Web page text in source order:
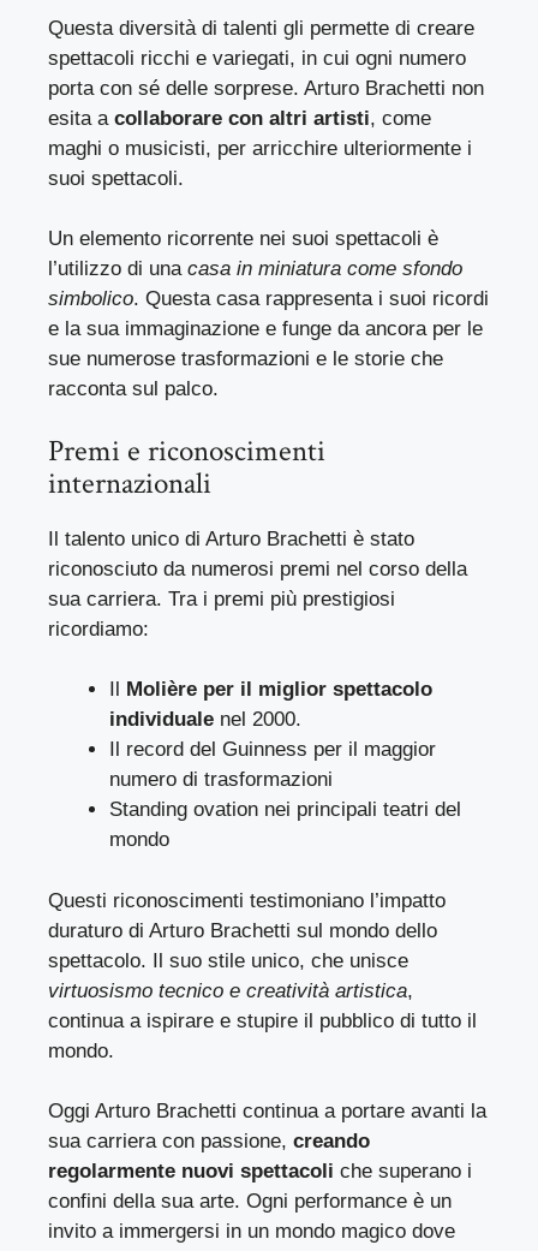
Questa diversità di talenti gli permette di creare
spettacoli ricchi e variegati, in cui ogni numero
porta con sé delle sorprese. Arturo Brachetti non
esita a collaborare con altri artisti, come
maghi o musicisti, per arricchire ulteriormente i
suoi spettacoli.
Un elemento ricorrente nei suoi spettacoli è
l’utilizzo di una casa in miniatura come sfondo
simbolico. Questa casa rappresenta i suoi ricordi
e la sua immaginazione e funge da ancora per le
sue numerose trasformazioni e le storie che
racconta sul palco.
Premi e riconoscimenti
internazionali
Il talento unico di Arturo Brachetti è stato
riconosciuto da numerosi premi nel corso della
sua carriera. Tra i premi più prestigiosi
ricordiamo:
Il Molière per il miglior spettacolo
individuale nel 2000.
Il record del Guinness per il maggior
numero di trasformazioni
Standing ovation nei principali teatri del
mondo
Questi riconoscimenti testimoniano l’impatto
duraturo di Arturo Brachetti sul mondo dello
spettacolo. Il suo stile unico, che unisce
virtuosismo tecnico e creatività artistica,
continua a ispirare e stupire il pubblico di tutto il
mondo.
Oggi Arturo Brachetti continua a portare avanti la
sua carriera con passione, creando
regolarmente nuovi spettacoli che superano i
confini della sua arte. Ogni performance è un
invito a immergersi in un mondo magico dove